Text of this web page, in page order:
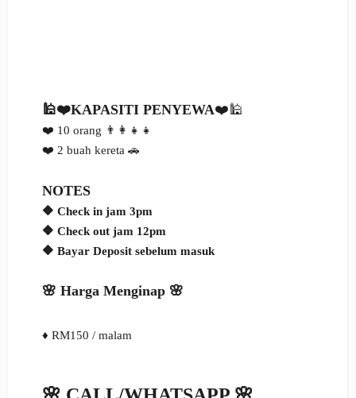
🕌❤️KAPASITI PENYEWA❤️🕌
❤️ 10 orang 👨‍👩‍👧‍👧
❤️ 2 buah kereta 🚗
NOTES
🔶 Check in jam 3pm
🔶 Check out jam 12pm
🔶 Bayar Deposit sebelum masuk
🌸 Harga Menginap 🌸
♦️ RM150 / malam